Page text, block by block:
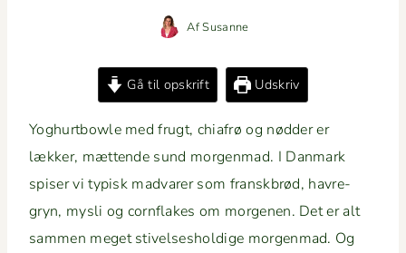
AfSusanne
Gå til opskrift Udskriv
Yoghurt­bowle med frugt, chi­afrø og nød­der er
lækker, mæt­tende sund mor­gen­mad. I Dan­mark
spis­er vi typisk mad­var­er som fran­skbrød, havre­
gryn, mys­li og corn­flakes om mor­ge­nen. Det er alt
sam­men meget stivelse­sh­oldige mor­gen­mad. Og